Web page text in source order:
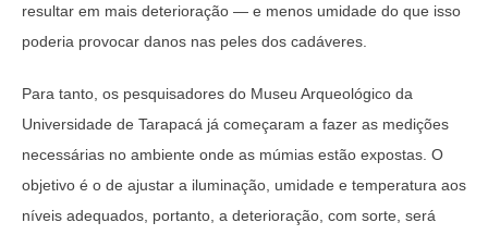
resultar em mais deterioração — e menos umidade do que isso
poderia provocar danos nas peles dos cadáveres.
Para tanto, os pesquisadores do Museu Arqueológico da
Universidade de Tarapacá já começaram a fazer as medições
necessárias no ambiente onde as múmias estão expostas. O
objetivo é o de ajustar a iluminação, umidade e temperatura aos
níveis adequados, portanto, a deterioração, com sorte, será